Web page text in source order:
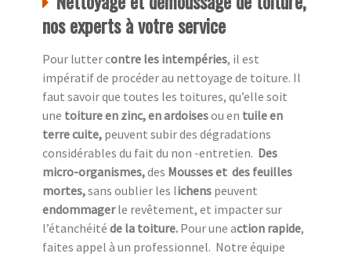
nos experts à votre service
Pour lutter contre les intempéries, il est
impératif de procéder au nettoyage de toiture. Il
faut savoir que toutes les toitures, qu’elle soit
une toiture en zinc, en ardoisesou en tuile en
terre cuite, peuvent subir des dégradations
considérables du fait du non -entretien. Des
micro-organismes,des Mousses et des feuilles
mortes,sans oublier les lichens peuvent
endommagerle revêtement, et impacter sur
l’étanchéité de la toiture. Pour une action rapide,
faites appel à un professionnel. Notre équipe